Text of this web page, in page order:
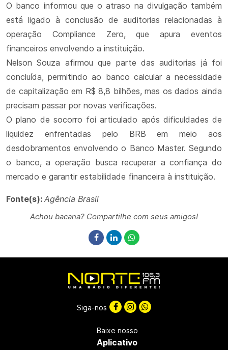
O banco informou que o atraso na divulgação também
está ligado à conclusão de auditorias relacionadas à
operação Compliance Zero, que apura eventos
financeiros envolvendo a instituição.
Nelson Souza afirmou que parte das auditorias já foi
concluída, permitindo ao banco calcular a necessidade
de capitalização em R$ 8,8 bilhões, mas os dados ainda
precisam passar por novas verificações.
O plano de socorro foi articulado após dificuldades de
liquidez enfrentadas pelo BRB em meio aos
desdobramentos envolvendo o Banco Master. Segundo
o banco, a operação busca recuperar a confiança do
mercado e garantir estabilidade financeira à instituição.
Fonte(s): Agência Brasil
Achou bacana? Compartilhe com seus amigos!
Siga-nos
Baixe nosso
Aplicativo